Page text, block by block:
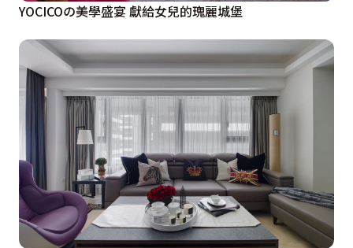
YOCICOの美學盛宴 獻給女兒的瑰麗城堡